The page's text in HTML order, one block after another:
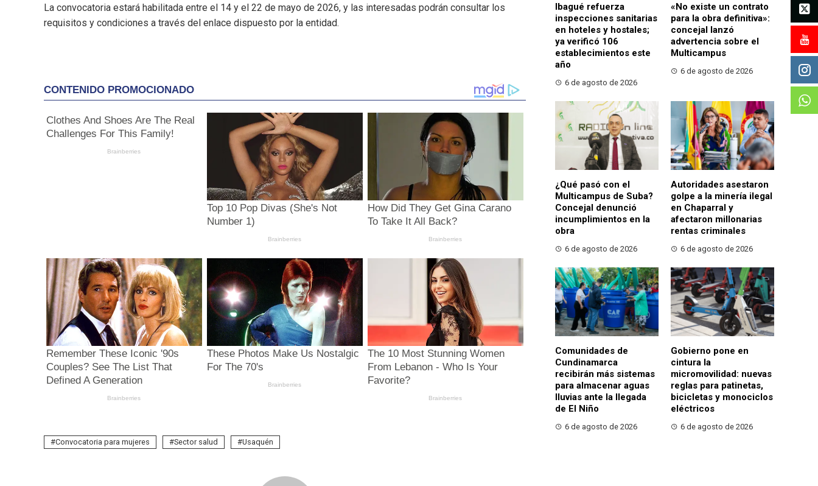
La convocatoria estará habilitada entre el 14 y el 22 de mayo de 2026, y las interesadas podrán consultar los
requisitos y condiciones a través del enlace dispuesto por la entidad.
Convocatoria para mujeres Sector salud Usaquén
Ibagué refuerza
inspecciones sanitarias
en hoteles y hostales;
ya verificó 106
establecimientos este
año
6 de agosto de 2026
«No existe un contrato
para la obra definitiva»:
concejal lanzó
advertencia sobre el
Multicampus
6 de agosto de 2026
¿Qué pasó con el
Multicampus de Suba?
Concejal denunció
incumplimientos en la
obra
6 de agosto de 2026
Autoridades asestaron
golpe a la minería ilegal
en Chaparral y
afectaron millonarias
rentas criminales
6 de agosto de 2026
Comunidades de
Cundinamarca
recibirán más sistemas
para almacenar aguas
lluvias ante la llegada
de El Niño
6 de agosto de 2026
Gobierno pone en
cintura la
micromovilidad: nuevas
reglas para patinetas,
bicicletas y monociclos
eléctricos
6 de agosto de 2026